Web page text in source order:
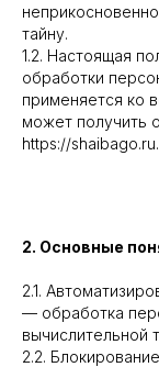
тайну.
1.2. Настоящая
обработки
применяется ко
может получить
https://shaibago.ru.
2. Основные
2.1.
— обработка
вычислительной
2.2.